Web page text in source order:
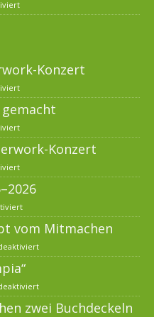
Konzert
Konzert
vom Mitmachen
zwei Buchdeckeln